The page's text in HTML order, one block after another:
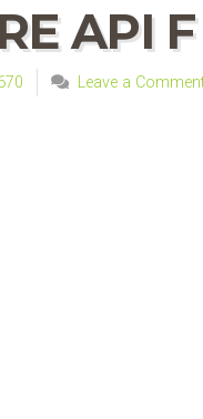
API F
Leave a